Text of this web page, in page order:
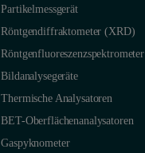
Partikelmessgerät
Röntgendiffraktometer (XRD)
Röntgenfluoreszenzspektrometer
Bildanalysegeräte
Thermische Analysatoren
BET-Oberflächenanalysatoren
Gaspyknometer